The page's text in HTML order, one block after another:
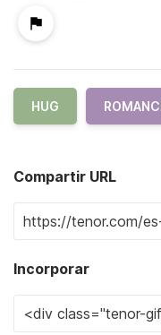
HUG
Compartir URL
Incorporar